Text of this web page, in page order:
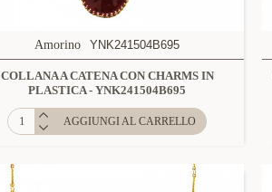
Amorino YNK241504B695
COLLANA A CATENA CON CHARMS IN
PLASTICA - YNK241504B695
AGGIUNGI AL CARRELLO